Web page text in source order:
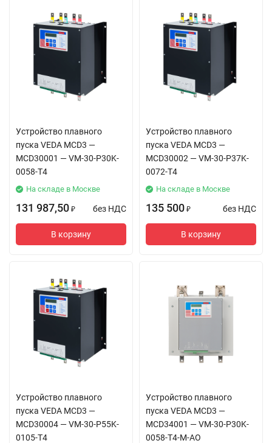
Устройство плавного
пуска VEDA MCD3 —
MCD30001 — VM-30-P30K-
0058-T4
На складе в Москве
131 987,50 ₽ без НДС
В корзину
Устройство плавного
пуска VEDA MCD3 —
MCD30002 — VM-30-P37K-
0072-T4
На складе в Москве
135 500 ₽ без НДС
В корзину
Устройство плавного
пуска VEDA MCD3 —
MCD30004 — VM-30-P55K-
0105-T4
Устройство плавного
пуска VEDA MCD3 —
MCD34001 — VM-30-P30K-
0058-T4-M-AO